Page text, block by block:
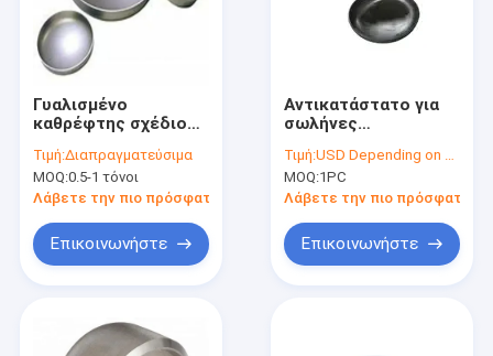
Γυαλισμένο
καθρέφτης σχέδιο
σωληνώσεων
συγκόλλησης άκρης
ΚΑΠ σωλήνων
Τιμή:Διαπραγματεύσιμα
MOQ:0.5-1 τόνοι
Λάβετε την πιο πρόσφατη τιμή
Επικοινωνήστε
Αντικατάστατο για
σωλήνες
μάζα 5" Sch40 CS
Cap Carbon Steel
End Cap
Τιμή:USD Depending on quantity
MOQ:1PC
Λάβετε την πιο πρόσφατη
Επικοινωνήστε